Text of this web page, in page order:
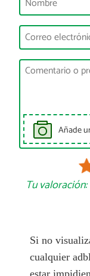
Añade
Tu valoración:
Si no
cualquier
estar